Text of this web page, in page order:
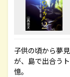
子供の頃から夢
が、島で出合う
憶。